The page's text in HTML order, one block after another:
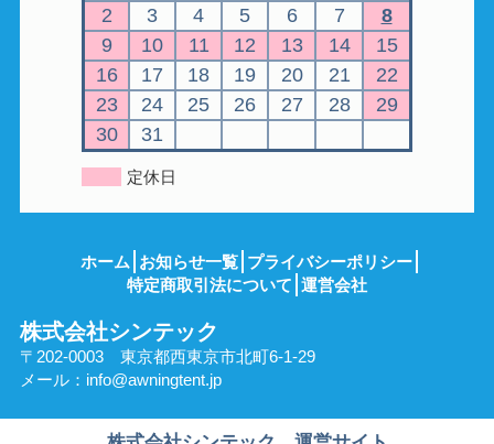
2
3 4 5 6 7
8
9
10 11 12 13 14
15
16
17 18 19 20 21
22
23
24 25 26 27 28
29
30
31
定休日
ホーム お知らせ一覧 プライバシーポリシー
特定商取引法について 運営会社
株式会社シンテック
〒202-0003 東京都西東京市北町6-1-29
メール： info@awningtent.jp